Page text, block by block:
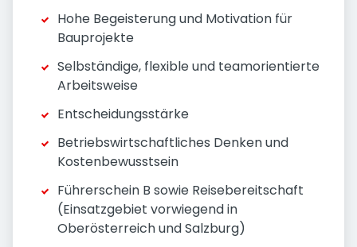
Hohe Begeisterung und Motivation für
Bauprojekte
Selbständige, flexible und teamorientierte
Arbeitsweise
Entscheidungsstärke
Betriebswirtschaftliches Denken und
Kostenbewusstsein
Führerschein B sowie Reisebereitschaft
(Einsatzgebiet vorwiegend in
Oberösterreich und Salzburg)